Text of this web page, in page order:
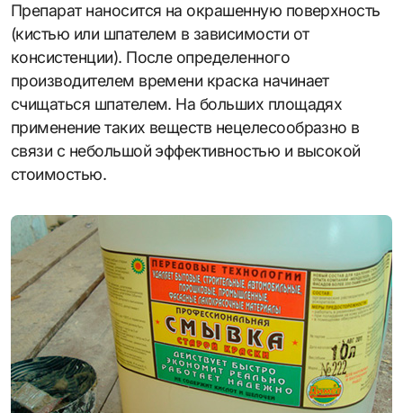
Препарат наносится на окрашенную поверхность
(кистью или шпателем в зависимости от
консистенции). После определенного
производителем времени краска начинает
счищаться шпателем. На больших площадях
применение таких веществ нецелесообразно в
связи с небольшой эффективностью и высокой
стоимостью.